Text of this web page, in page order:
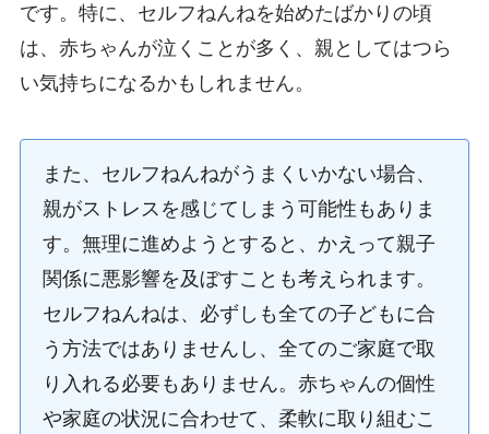
です。特に、セルフねんねを始めたばかりの頃
は、赤ちゃんが泣くことが多く、親としてはつら
い気持ちになるかもしれません。
また、セルフねんねがうまくいかない場合、
親がストレスを感じてしまう可能性もありま
す。無理に進めようとすると、かえって親子
関係に悪影響を及ぼすことも考えられます。
セルフねんねは、必ずしも全ての子どもに合
う方法ではありませんし、全てのご家庭で取
り入れる必要もありません。赤ちゃんの個性
や家庭の状況に合わせて、柔軟に取り組むこ